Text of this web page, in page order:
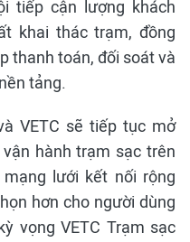
tiếp cận lượng khách
khai thác trạm, đồng
thanh toán, đối soát và
tảng.
VETC sẽ tiếp tục mở
hành trạm sạc trên
lưới kết nối rộng
hơn cho người dùng
vọng VETC Trạm sạc